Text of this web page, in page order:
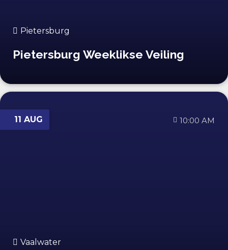
Pietersburg
Pietersburg Weeklikse Veiling
11 AUG 10:00 AM
Vaalwater